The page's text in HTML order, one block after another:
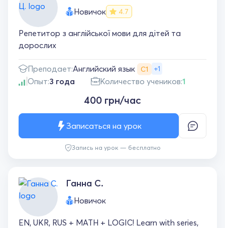
Новичок 4.7
Репетитор з англійської мови для дітей та
дорослих
Преподает:Английский язык С1 +1
Опыт:3 года Количество учеников:1
400 грн/час
Запись на урок — бесплатно
Записаться на урок
Ганна С.
Новичок
EN, UKR, RUS + MATH + LOGIC! Learn with series,